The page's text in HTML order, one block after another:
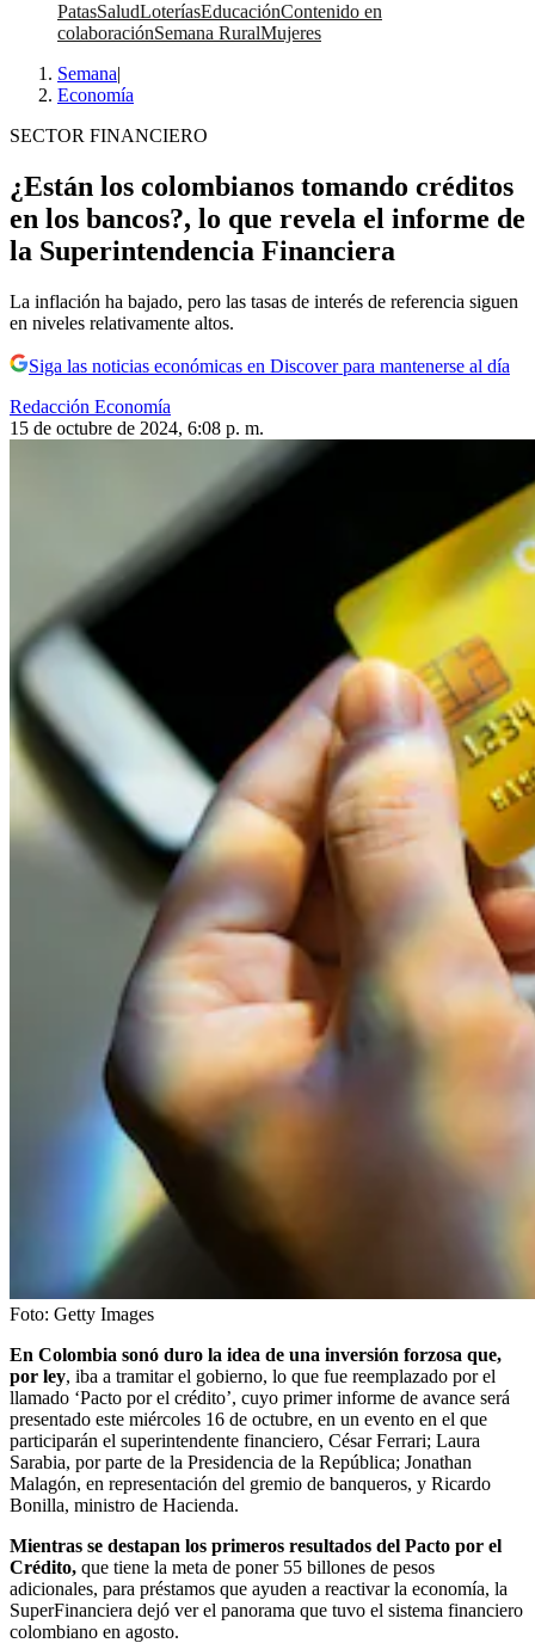
PatasSaludLoteríasEducaciónContenido en
colaboraciónSemana RuralMujeres
Semana|
Economía
SECTOR FINANCIERO
¿Están los colombianos tomando créditos
en los bancos?, lo que revela el informe de
la Superintendencia Financiera
La inflación ha bajado, pero las tasas de interés de referencia siguen
en niveles relativamente altos.
Siga las noticias económicas en Discover para mantenerse al día
Redacción Economía
15 de octubre de 2024, 6:08 p. m.
Foto: Getty Images
En Colombia sonó duro la idea de una inversión forzosa que,
por ley, iba a tramitar el gobierno, lo que fue reemplazado por el
llamado ‘Pacto por el crédito’, cuyo primer informe de avance será
presentado este miércoles 16 de octubre, en un evento en el que
participarán el superintendente financiero, César Ferrari; Laura
Sarabia, por parte de la Presidencia de la República; Jonathan
Malagón, en representación del gremio de banqueros, y Ricardo
Bonilla, ministro de Hacienda.
Mientras se destapan los primeros resultados del Pacto por el
Crédito, que tiene la meta de poner 55 billones de pesos
adicionales, para préstamos que ayuden a reactivar la economía, la
SuperFinanciera dejó ver el panorama que tuvo el sistema financiero
colombiano en agosto.